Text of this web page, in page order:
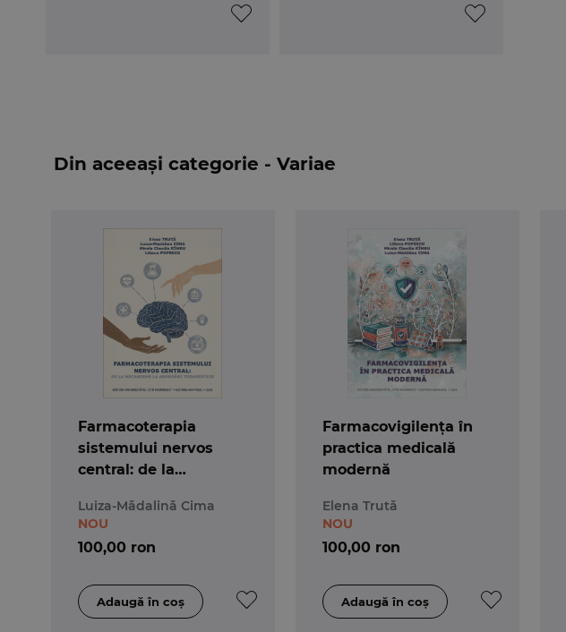
Din aceeași categorie - Variae
Farmacoterapia
sistemului nervos
central: de la
abordări terapeutice
Luiza-Mădalină Cima
100,00 ron
NOU
Farmacovigilența în
practica medicală
modernă
Elena Trută
100,00 ron
NOU